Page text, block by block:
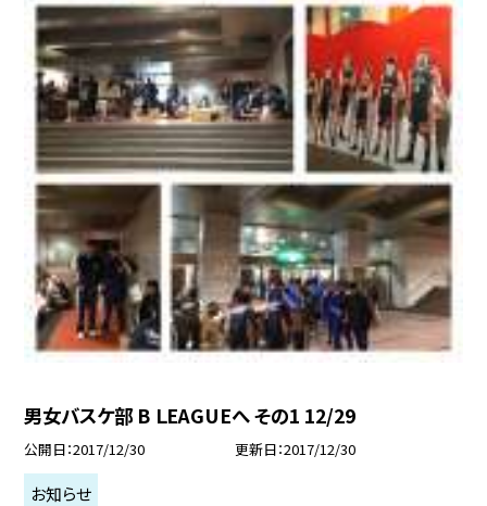
男女バスケ部 B ＬEAGUEへ その1 12/29
公開日 2017/12/30 更新日 2017/12/30
お知らせ